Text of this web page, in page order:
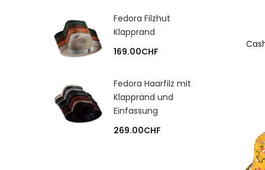
Fedora Filzhut
Klapprand
169.00CHF
Fedora Haarfilz mit
Klapprand und
Einfassung
269.00CHF